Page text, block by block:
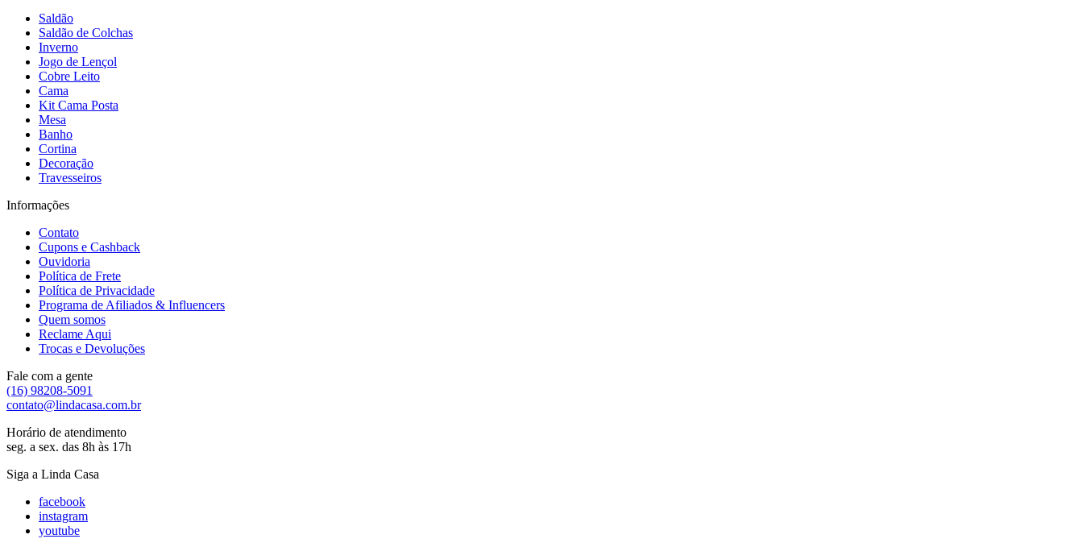
Saldão
Saldão de Colchas
Inverno
Jogo de Lençol
Cobre Leito
Cama
Kit Cama Posta
Mesa
Banho
Cortina
Decoração
Travesseiros
Informações
Contato
Cupons e Cashback
Ouvidoria
Política de Frete
Política de Privacidade
Programa de Afiliados & Influencers
Quem somos
Reclame Aqui
Trocas e Devoluções
Fale com a gente
(16) 98208-5091
contato@lindacasa.com.br
Horário de atendimento
seg. a sex. das 8h às 17h
Siga a Linda Casa
facebook
instagram
youtube